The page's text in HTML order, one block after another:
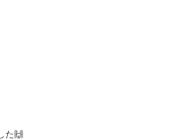
た🙌